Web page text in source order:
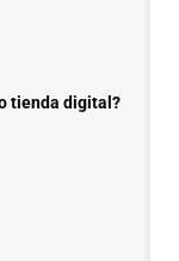
tienda digital?